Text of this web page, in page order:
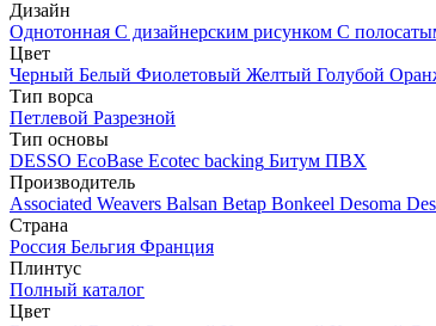
Дизайн
Однотонная С дизайнерским рисунком С
Цвет
Черный Белый Фиолетовый Желтый Голубой
Тип ворса
Петлевой Разрезной
Тип основы
DESSO EcoBase Ecotec backing Битум ПВХ
Производитель
Associated Weavers Balsan Betap Bonkeel Desoma
Страна
Россия Бельгия Франция
Плинтус
Полный каталог
Цвет